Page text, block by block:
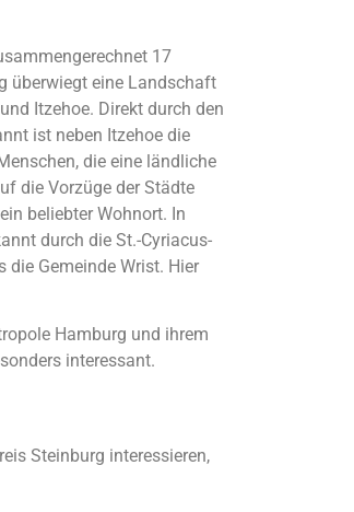
17
überwiegt eine Landschaft
Itzehoe. Direkt durch den
ist neben Itzehoe die
die eine ländliche
die Vorzüge der Städte
beliebter Wohnort. In
durch die St.-Cyriacus-
die Gemeinde Wrist. Hier
Hamburg und ihrem
interessant.
Steinburg interessieren,